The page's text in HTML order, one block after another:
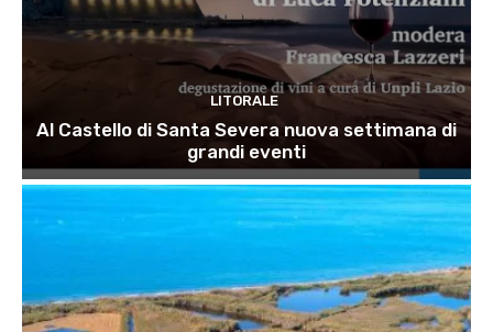
LITORALE
Al Castello di Santa Severa nuova settimana di
grandi eventi